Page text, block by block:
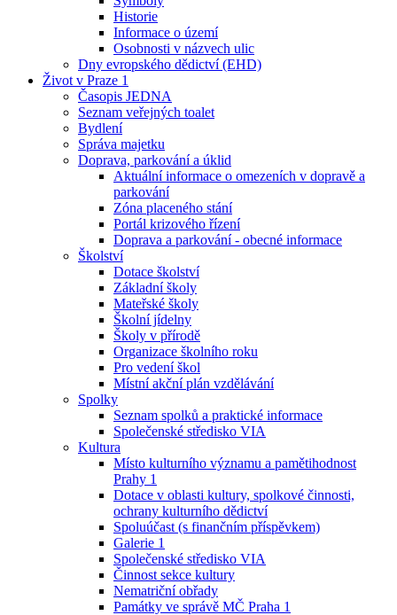
Historie
Informace o území
Osobnosti v názvech ulic
Dny evropského dědictví (EHD)
Život v Praze 1
Časopis JEDNA
Seznam veřejných toalet
Bydlení
Správa majetku
Doprava, parkování a úklid
Aktuální informace o omezeních v dopravě a
parkování
Zóna placeného stání
Portál krizového řízení
Doprava a parkování - obecné informace
Školství
Dotace školství
Základní školy
Mateřské školy
Školní jídelny
Školy v přírodě
Organizace školního roku
Pro vedení škol
Místní akční plán vzdělávání
Spolky
Seznam spolků a praktické informace
Společenské středisko VIA
Kultura
Místo kulturního významu a pamětihodnost
Prahy 1
Dotace v oblasti kultury, spolkové činnosti,
ochrany kulturního dědictví
Spoluúčast (s finančním příspěvkem)
Galerie 1
Společenské středisko VIA
Činnost sekce kultury
Nematriční obřady
Památky ve správě MČ Praha 1